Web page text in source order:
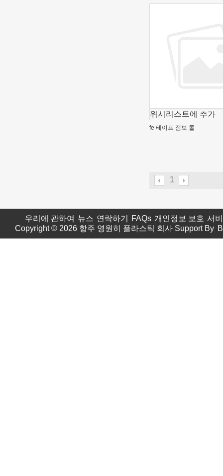
위시리스트에 추가
fe 테이프 점보 롤
1
우리에 관하여 뉴스 연락하기 FAQs 개인정보 보호 서
Copyright © 2026 항주 영원히 플라스틱 회사 Support By